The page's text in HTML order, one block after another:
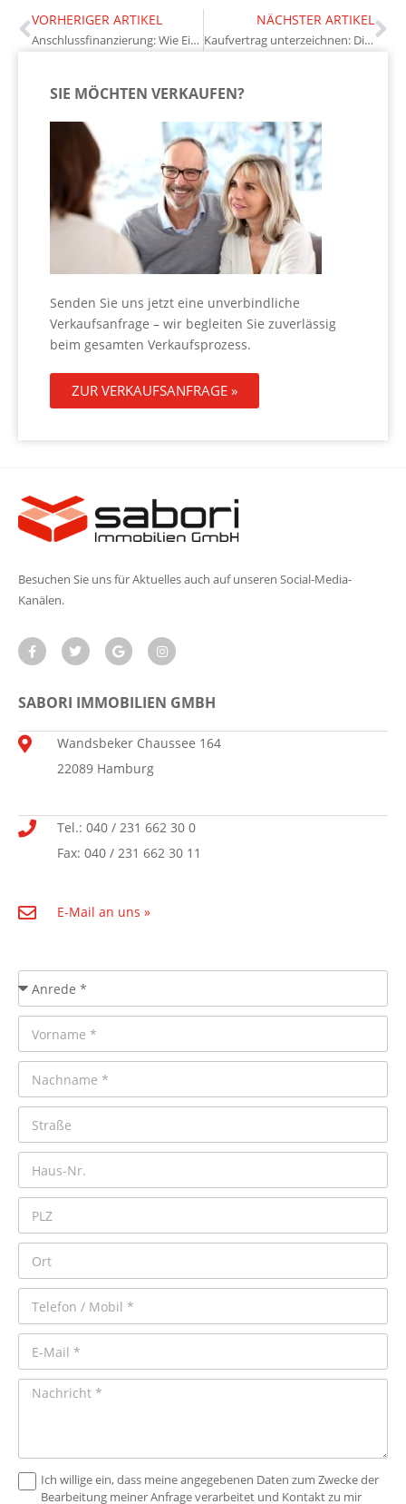
VORHERIGER ARTIKEL
Anschlussfinanzierung: Wie Eigentümer frühzeitig die Weichen stellen
NÄCHSTER ARTIKEL
Kaufvertrag unterzeichnen: Diese Klauseln sollten Eigentümer kennen
SIE MÖCHTEN VERKAUFEN?
Senden Sie uns jetzt eine unverbindliche
Verkaufsanfrage – wir begleiten Sie zuverlässig
beim gesamten Verkaufsprozess.
ZUR VERKAUFSANFRAGE »
Besuchen Sie uns für Aktuelles auch auf unseren Social-Media-
Kanälen.
SABORI IMMOBILIEN GMBH
Wandsbeker Chaussee 164
22089 Hamburg
Tel.: 040 / 231 662 30 0
Fax: 040 / 231 662 30 11
E-Mail an uns »
Ich willige ein, dass meine angegebenen Daten zum Zwecke der
Bearbeitung meiner Anfrage verarbeitet und Kontakt zu mir